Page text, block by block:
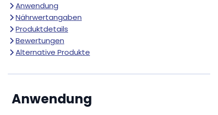
Anwendung
Nährwertangaben
Produktdetails
Bewertungen
Alternative Produkte
Anwendung